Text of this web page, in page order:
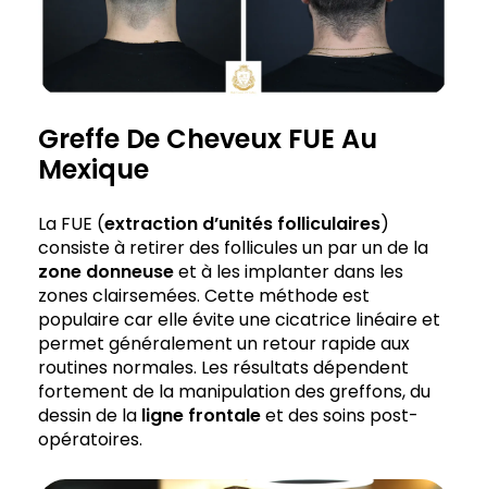
Greffe De Cheveux FUE Au
Mexique
La FUE (extraction d’unités folliculaires)
consiste à retirer des follicules un par un de la
zone donneuseet à les implanter dans les
zones clairsemées. Cette méthode est
populaire car elle évite une cicatrice linéaire et
permet généralement un retour rapide aux
routines normales. Les résultats dépendent
fortement de la manipulation des greffons, du
dessin de la ligne frontaleet des soins post-
opératoires.